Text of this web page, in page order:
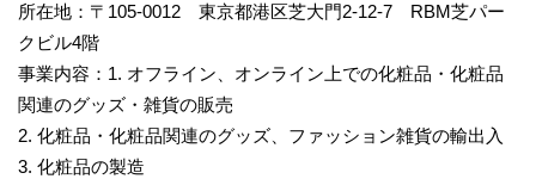
所在地：〒105-0012 東京都港区芝大門2-12-7 RBM芝パー
クビル4階
事業内容：1. オフライン、オンライン上での化粧品・化粧品
関連のグッズ・雑貨の販売
2. 化粧品・化粧品関連のグッズ、ファッション雑貨の輸出入
3. 化粧品の製造